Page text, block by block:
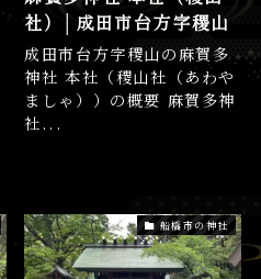
社）│成田市台方字稷山
成田市台方字稷山の麻賀多
神社 本社（稷山社（あわや
ましゃ））の概要 麻賀多神
社...
船橋市の神社